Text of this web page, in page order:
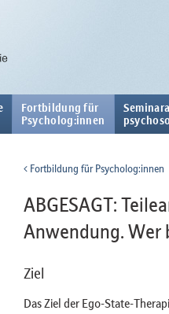
Fortbildung für
Psycholog:innen
Fortbildung für Psycholog:innen
ABGESAGT:
Anwendung. Wer
Ziel
Das Ziel der Ego-State-